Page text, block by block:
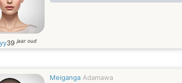
39jaar oud
Meiganga Adamawa